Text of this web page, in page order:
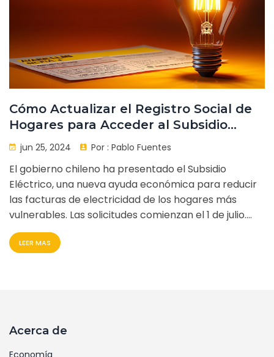
Cómo Actualizar el Registro Social de
Hogares para Acceder al Subsidio
Eléctrico
jun 25, 2024 Por : Pablo Fuentes
El gobierno chileno ha presentado el Subsidio
Eléctrico, una nueva ayuda económica para reducir
las facturas de electricidad de los hogares más
vulnerables. Las solicitudes comienzan el 1 de julio.
Para ser elegible, es necesario pertenecer al 40% de
los hogares más vulnerables según el Registro Social
LEER MAS
Acerca de